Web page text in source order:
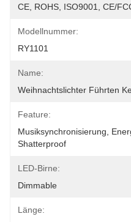
CE, ROHS, ISO9001, CE/
Modellnummer:
RY1101
Name:
Weihnachtslichter Führten
Feature:
Musiksynchronisierung,
Shatterproof
LED-Birne:
Dimmable
Länge: